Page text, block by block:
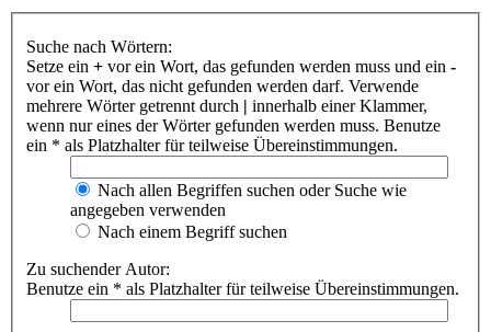
Suche nach Wörtern:
Setze ein + vor ein Wort, das gefunden werden muss und ein -
vor ein Wort, das nicht gefunden werden darf. Verwende
mehrere Wörter getrennt durch | innerhalb einer Klammer,
wenn nur eines der Wörter gefunden werden muss. Benutze
ein * als Platzhalter für teilweise Übereinstimmungen.
Nach allen Begriffen suchen oder Suche wie
angegeben verwenden
Nach einem Begriff suchen
Zu suchender Autor:
Benutze ein * als Platzhalter für teilweise Übereinstimmungen.